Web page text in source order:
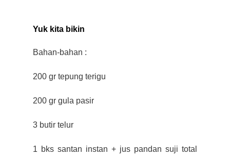
Yuk kita bikin
Bahan-bahan :
200 gr tepung terigu
200 gr gula pasir
3 butir telur
1 bks santan instan + jus pandan suji total